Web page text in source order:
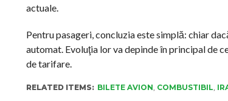
actuale.
Pentru pasageri, concluzia este simplă: chiar
automat. Evoluţia lor va depinde în principal de
de tarifare.
RELATED ITEMS: BILETE AVION COMBUSTIBIL